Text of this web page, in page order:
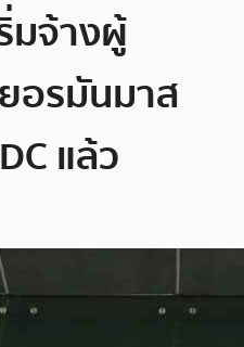
มจ้างผู้
อรมันมาส
แล้ว